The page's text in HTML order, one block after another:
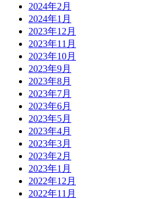
2024年2月
2024年1月
2023年12月
2023年11月
2023年10月
2023年9月
2023年8月
2023年7月
2023年6月
2023年5月
2023年4月
2023年3月
2023年2月
2023年1月
2022年12月
2022年11月